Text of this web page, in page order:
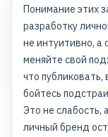
Понимание этих
разработку
не интуитивно, а
меняйте свой
что
бойтесь
Это не слабость,
личный бренд